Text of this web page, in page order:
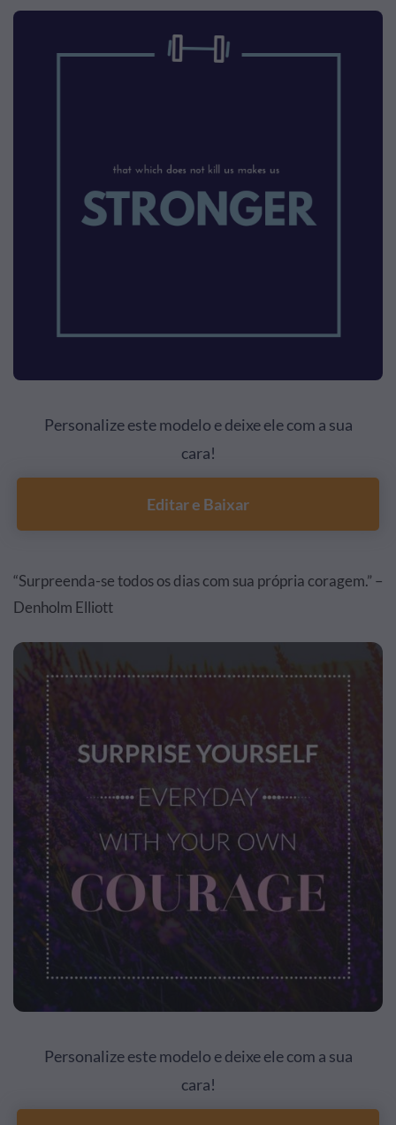
Personalize este modelo e deixe ele com a sua
cara!
Editar e Baixar
“Surpreenda-se todos os dias com sua própria coragem.” –
Denholm Elliott
Personalize este modelo e deixe ele com a sua
cara!